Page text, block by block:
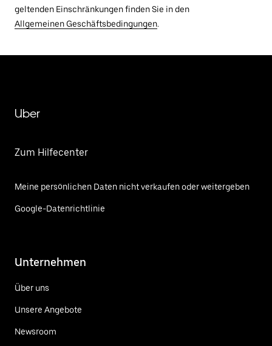
geltenden Einschränkungen finden Sie in den
Allgemeinen Geschäftsbedingungen.
Uber
Zum Hilfecenter
Meine persönlichen Daten nicht verkaufen oder weitergeben
Google-Datenrichtlinie
Unternehmen
Über uns
Unsere Angebote
Newsroom